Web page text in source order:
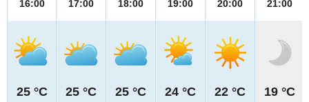
16:00
25 °C
17:00
25 °C
18:00
25 °C
19:00
24 °C
20:00
22 °C
21:00
19 °C